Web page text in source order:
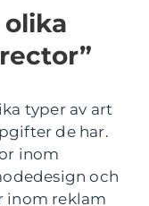
typer av art
de har.
inom
och
inom reklam